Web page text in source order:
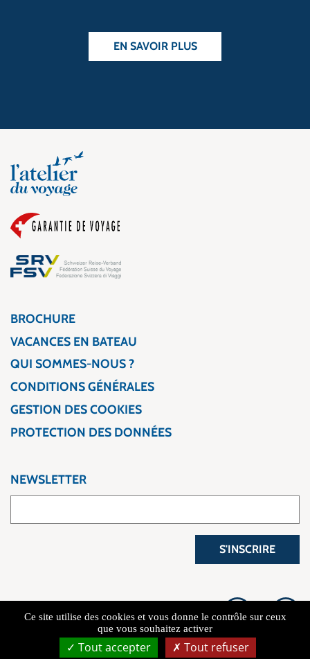
EN SAVOIR PLUS
BROCHURE
VACANCES EN BATEAU
QUI SOMMES-NOUS ?
CONDITIONS GÉNÉRALES
GESTION DES COOKIES
PROTECTION DES DONNÉES
NEWSLETTER
S'INSCRIRE
Ce site utilise des cookies et vous donne le contrôle sur ceux
que vous souhaitez activer
Tout accepter Tout refuser